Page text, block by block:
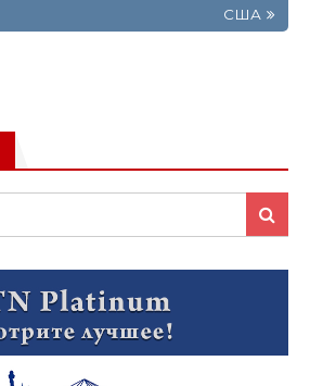
США
Search